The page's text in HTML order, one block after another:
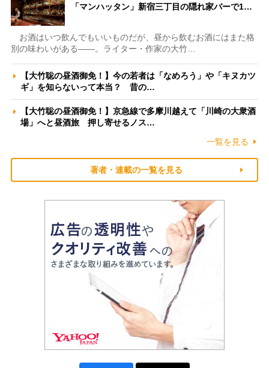
「マンハッタン」新宿三丁目の隠れ家バーで1…
お酒はいつ飲んでもいいものだが、昼から飲むお酒にはまた格
別の味わいがある――。ライター・作家の大竹…
【大竹聡の昼酒御免！】今の若者は「なめろう」や「キヌカツ
ギ」を知らないって本当？ 昔の…
【大竹聡の昼酒御免！】京急線で多摩川越えて「川崎の大衆酒
場」へと昼酒旅 押し寄せるノス…
一覧を見る
著者・連載の一覧を見る